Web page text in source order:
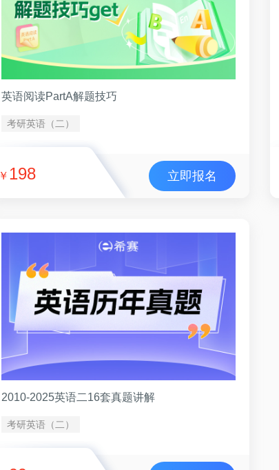
英语阅读PartA解题技巧
考研英语（二）
￥ 198 立即报名
2010-2025英语二16套真题讲解
考研英语（二）